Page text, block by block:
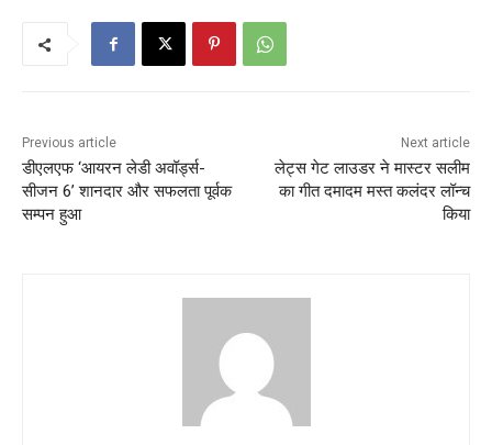
Previous article
डीएलएफ ‘आयरन लेडी अवॉर्ड्स-
सीजन 6’ शानदार और सफलता पूर्वक
सम्पन हुआ
Next article
लेट्स गेट लाउडर ने मास्टर सलीम
का गीत दमादम मस्त कलंदर लॉन्च
किया